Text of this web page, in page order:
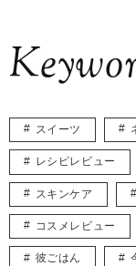
スイーツ
レシピレビュー
スキンケア
コスメレビュー
彼ごはん